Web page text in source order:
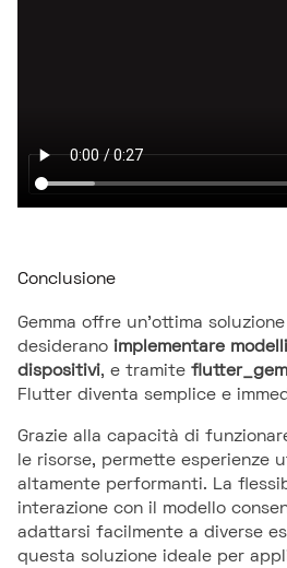
Conclusione
Gemma offre un'ottima
desiderano implementare
dispositivi, e tramite
Flutter diventa semplice e
Grazie alla capacità di
le risorse, permette esperienze
altamente performanti. La
interazione con il modello
adattarsi facilmente a diverse
questa soluzione ideale per